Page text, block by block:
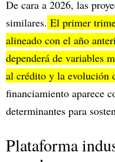
De cara a 2026, las
similares. El primer
alineado con el año
dependerá de variables
al crédito y la evolución
financiamiento aparece
determinantes para
Plataforma